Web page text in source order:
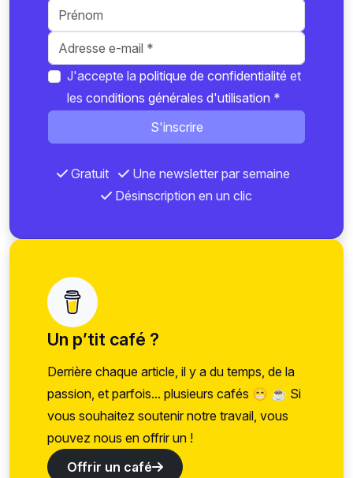
J'accepte la politique de confidentialité et
les conditions générales d'utilisation *
S'inscrire
Gratuit
Une newsletter par semaine
Désinscription en un clic
Un p’tit café ?
Derrière chaque article, il y a du temps, de la
passion, et parfois... plusieurs cafés 😁 ☕ Si
vous souhaitez soutenir notre travail, vous
pouvez nous en offrir un !
Offrir un café